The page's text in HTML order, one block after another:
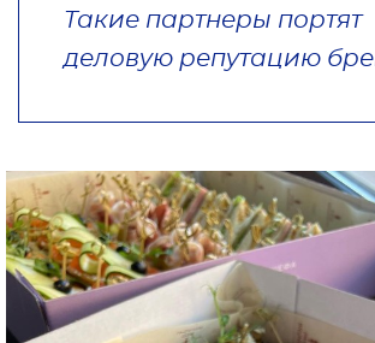
Такие партнеры портят
деловую репутацию